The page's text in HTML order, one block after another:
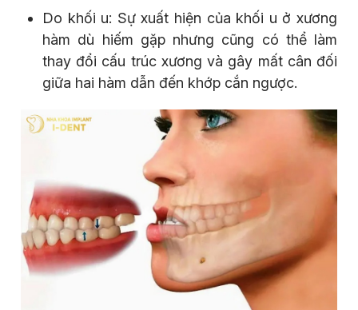
Do khối u: Sự xuất hiện của khối u ở xương
hàm dù hiếm gặp nhưng cũng có thể làm
thay đổi cấu trúc xương và gây mất cân đối
giữa hai hàm dẫn đến khớp cắn ngược.